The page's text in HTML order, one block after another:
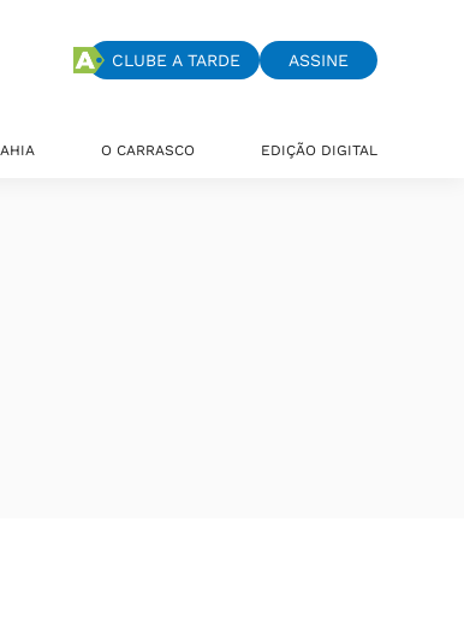
CLUBE A TARDE ASSINE
O CARRASCO EDIÇÃO DIGITAL